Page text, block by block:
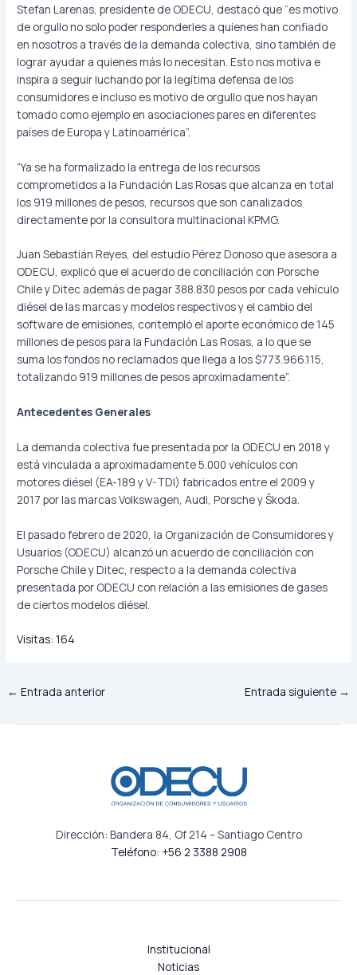
Stefan Larenas, presidente de ODECU, destacó que “es motivo
de orgullo no solo poder responderles a quienes han confiado
en nosotros a través de la demanda colectiva, sino también de
lograr ayudar a quienes más lo necesitan. Esto nos motiva e
inspira a seguir luchando por la legítima defensa de los
consumidores e incluso es motivo de orgullo que nos hayan
tomado como ejemplo en asociaciones pares en diferentes
países de Europa y Latinoamérica”.
“Ya se ha formalizado la entrega de los recursos
comprometidos a la Fundación Las Rosas que alcanza en total
los 919 millones de pesos, recursos que son canalizados
directamente por la consultora multinacional KPMG.
Juan Sebastián Reyes, del estudio Pérez Donoso que asesora a
ODECU, explicó que el acuerdo de conciliación con Porsche
Chile y Ditec además de pagar 388.830 pesos por cada vehículo
diésel de las marcas y modelos respectivos y el cambio del
software de emisiones, contempló el aporte económico de 145
millones de pesos para la Fundación Las Rosas, a lo que se
suma los fondos no reclamados que llega a los $773.966.115,
totalizando 919 millones de pesos aproximadamente”.
Antecedentes Generales
La demanda colectiva fue presentada por la ODECU en 2018 y
está vinculada a aproximadamente 5.000 vehículos con
motores diésel (EA-189 y V-TDI) fabricados entre el 2009 y
2017 por las marcas Volkswagen, Audi, Porsche y Škoda.
El pasado febrero de 2020, la Organización de Consumidores y
Usuarios (ODECU) alcanzó un acuerdo de conciliación con
Porsche Chile y Ditec, respecto a la demanda colectiva
presentada por ODECU con relación a las emisiones de gases
de ciertos modelos diésel.
Visitas: 164
← Entrada anterior Entrada siguiente →
Dirección: Bandera 84, Of 214 – Santiago Centro
Teléfono: +56 2 3388 2908
Institucional
Noticias